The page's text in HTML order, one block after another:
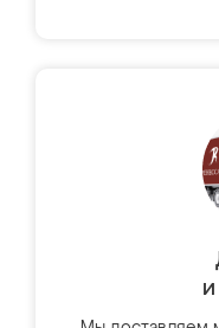
и